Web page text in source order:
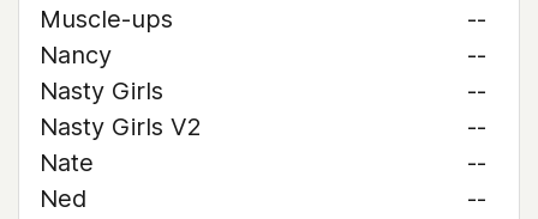
Muscle-ups
--
Nancy
--
Nasty Girls
--
Nasty Girls V2
--
Nate
--
Ned
--